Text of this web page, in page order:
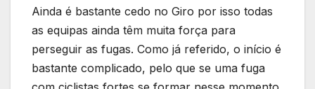
Ainda é bastante cedo no Giro por isso todas
as equipas ainda têm muita força para
perseguir as fugas. Como já referido, o início é
bastante complicado, pelo que se uma fuga